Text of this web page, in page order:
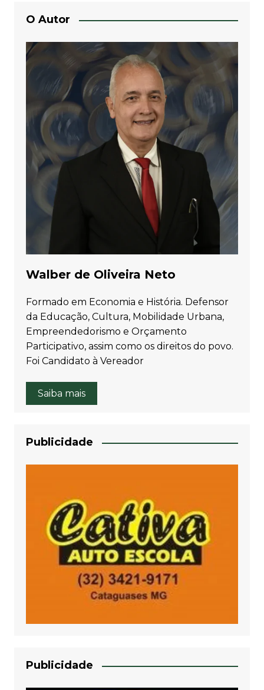
O Autor
Walber de Oliveira Neto
Formado em Economia e História. Defensor
da Educação, Cultura, Mobilidade Urbana,
Empreendedorismo e Orçamento
Participativo, assim como os direitos do povo.
Foi Candidato à Vereador
Saiba mais
Publicidade
Publicidade